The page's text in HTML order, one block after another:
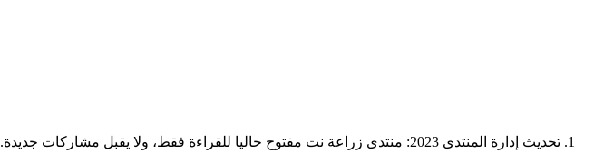
تحديث إدارة المنتدى 2023: منتدى زراعة نت مفتوح حاليا للقراءة فقط، ولا يقبل مشاركات جديدة. يمكنكم استخدام الشريط الظاهر أعلاه للبحث في كافة مواضيع المدوّنة والمنتدى.